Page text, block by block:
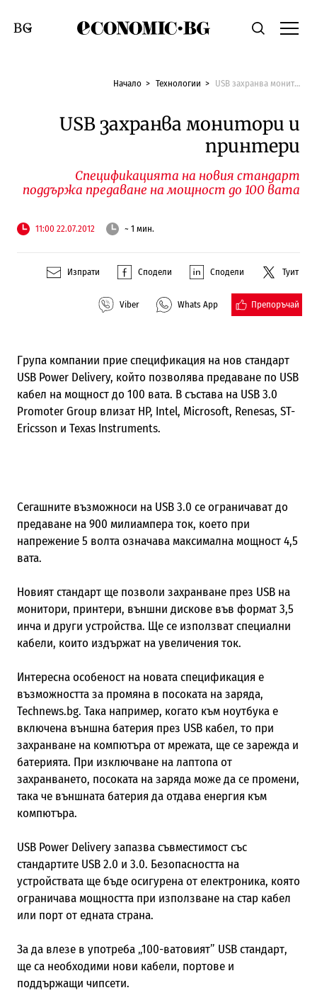
Economic.bgТърсене
Смяна на език
Начало Технологии USB захранва монитори и принтери
USB захранва монитори и
принтери
Спецификацията на новия стандарт
поддържа предаване на мощност до 100 вата
11:00 22.07.2012 ~ 1 мин.
Изпрати Сподели Сподели Туит
Viber Whats App Препоръчай
Група компании прие спецификация на нов стандарт
USB Power Delivery, който позволява предаване по USB
кабел на мощност до 100 вата. В състава на USB 3.0
Promoter Group влизат HP, Intel, Microsoft, Renesas, ST-
Ericsson и Texas Instruments.
Сегашните възможноси на USB 3.0 се ограничават до
предаване на 900 милиампера ток, което при
напрежение 5 волта означава максимална мощност 4,5
вата.
Новият стандарт ще позволи захранване през USB на
монитори, принтери, външни дискове във формат 3,5
инча и други устройства. Ще се използват специални
кабели, които издържат на увеличения ток.
Интересна особеност на новата спецификация е
възможността за промяна в посоката на заряда,
Technews.bg. Така например, когато към ноутбука е
включена външна батерия през USB кабел, то при
захранване на компютъра от мрежата, ще се зарежда и
батерията. При изключване на лаптопа от
захранването, посоката на заряда може да се промени,
така че външната батерия да отдава енергия към
компютъра.
USB Power Delivery запазва съвместимост със
стандартите USB 2.0 и 3.0. Безопасността на
устройствата ще бъде осигурена от електроника, която
ограничава мощността при използване на стар кабел
или порт от едната страна.
За да влезе в употреба „100-ватовият” USB стандарт,
ще са необходими нови кабели, портове и
поддържащи чипсети.